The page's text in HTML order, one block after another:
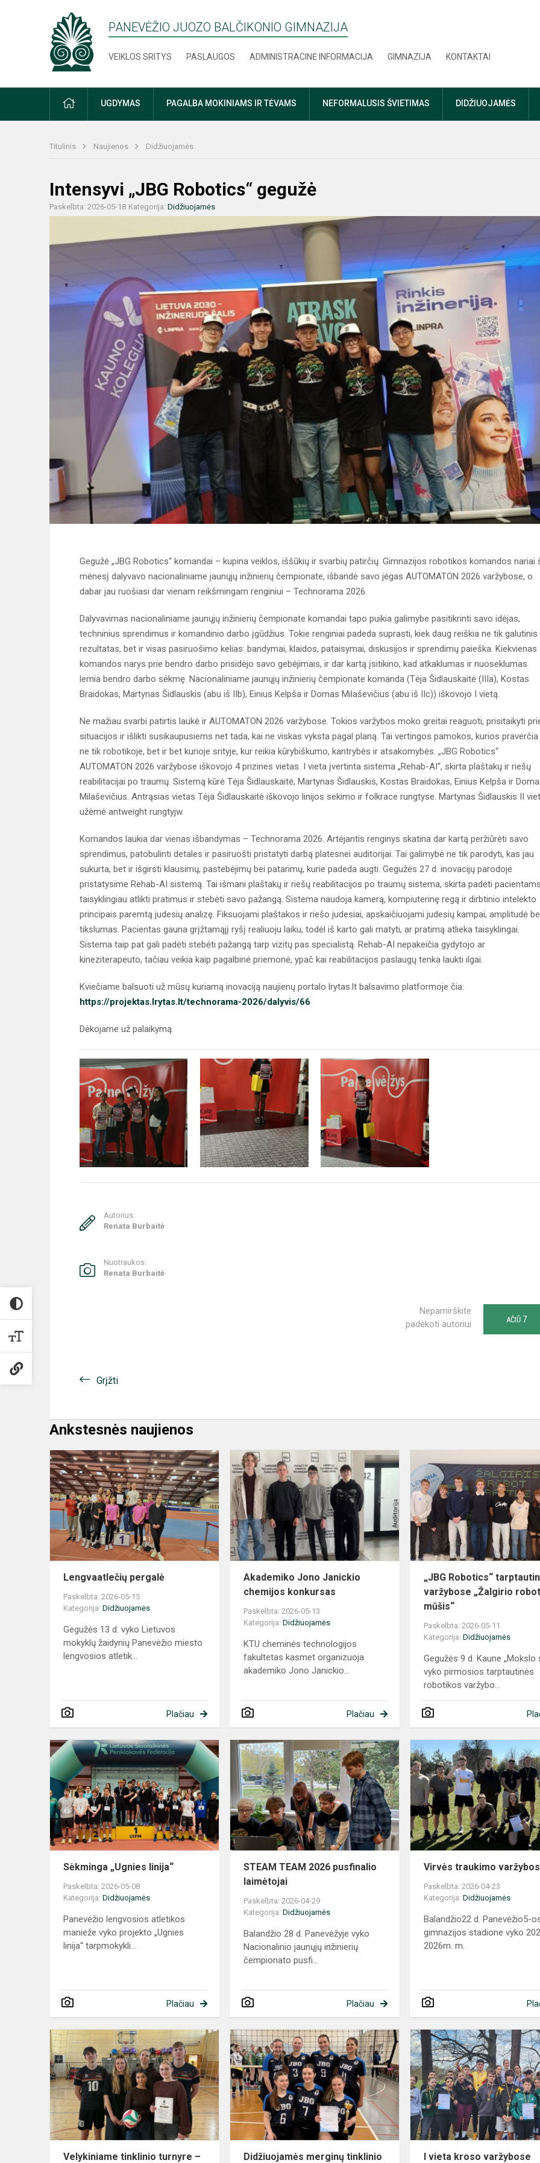
PANEVĖŽIO JUOZO BALČIKONIO GIMNAZIJA
VEIKLOS SRITYS PASLAUGOS ADMINISTRACINĖ INFORMACIJA GIMNAZIJA KONTAKTAI
PRADŽIAUGDYMAS PAGALBA MOKINIAMS IR TĖVAMS NEFORMALUSIS ŠVIETIMAS DIDŽIUOJAMĖS
Titulinis Naujienos Didžiuojamės
Intensyvi „JBG Robotics“ gegužė
Paskelbta: 2026-05-18 Kategorija: Didžiuojamės
Gegužė „JBG Robotics“ komandai – kupina veiklos, iššūkių ir svarbių patirčių. Gimnazijos robotikos komandos nariai
mėnesį dalyvavo nacionaliniame jaunųjų inžinierių čempionate, išbandė savo jėgas AUTOMATON 2026 varžybose, o
dabar jau ruošiasi dar vienam reikšmingam renginiui – Technorama 2026.
Dalyvavimas nacionaliniame jaunųjų inžinierių čempionate komandai tapo puikia galimybe pasitikrinti savo idėjas,
techninius sprendimus ir komandinio darbo įgūdžius. Tokie renginiai padeda suprasti, kiek daug reiškia ne tik galutinis
rezultatas, bet ir visas pasiruošimo kelias: bandymai, klaidos, pataisymai, diskusijos ir sprendimų paieška. Kiekvienas
komandos narys prie bendro darbo prisidėjo savo gebėjimais, ir dar kartą įsitikino, kad atkaklumas ir nuoseklumas
lemia bendro darbo sėkmę. Nacionaliniame jaunųjų inžinierių čempionate komanda (Tėja Šidlauskaitė (IIIa), Kostas
Braidokas, Martynas Šidlauskis (abu iš IIb), Einius Kelpša ir Domas Milaševičius (abu iš IIc)) iškovojo I vietą.
Ne mažiau svarbi patirtis laukė ir AUTOMATON 2026 varžybose. Tokios varžybos moko greitai reaguoti, prisitaikyti
situacijos ir išlikti susikaupusiems net tada, kai ne viskas vyksta pagal planą. Tai vertingos pamokos, kurios praverčia
ne tik robotikoje, bet ir bet kurioje srityje, kur reikia kūrybiškumo, kantrybės ir atsakomybės. „JBG Robotics“
AUTOMATON 2026 varžybose iškovojo 4 prizines vietas. I vieta įvertinta sistema „Rehab-AI“, skirta plaštakų ir riešų
reabilitacijai po traumų. Sistemą kūrė Tėja Šidlauskaitė, Martynas Šidlauskis, Kostas Braidokas, Einius Kelpša ir
Milaševičius. Antrąsias vietas Tėja Šidlauskaitė iškovojo linijos sekimo ir folkrace rungtyse. Martynas Šidlauskis II
užėmė antweight rungtyjw.
Komandos laukia dar vienas išbandymas – Technorama 2026. Artėjantis renginys skatina dar kartą peržiūrėti savo
sprendimus, patobulinti detales ir pasiruošti pristatyti darbą platesnei auditorijai. Tai galimybė ne tik parodyti, kas jau
sukurta, bet ir išgirsti klausimų, pastebėjimų bei patarimų, kurie padeda augti. Gegužės 27 d. inovacijų parodoje
pristatysime Rehab-AI sistemą. Tai išmani plaštakų ir riešų reabilitacijos po traumų sistema, skirta padėti
taisyklingiau atlikti pratimus ir stebėti savo pažangą. Sistema naudoja kamerą, kompiuterinę regą ir dirbtinio intelekto
principais paremtą judesių analizę. Fiksuojami plaštakos ir riešo judesiai, apskaičiuojami judesių kampai, amplitudė
tikslumas. Pacientas gauna grįžtamąjį ryšį realiuoju laiku, todėl iš karto gali matyti, ar pratimą atlieka taisyklingai.
Sistema taip pat gali padėti stebėti pažangą tarp vizitų pas specialistą. Rehab-AI nepakeičia gydytojo ar
kineziterapeuto, tačiau veikia kaip pagalbinė priemonė, ypač kai reabilitacijos paslaugų tenka laukti ilgai.
Kviečiame balsuoti už mūsų kuriamą inovaciją naujienų portalo lrytas.lt balsavimo platformoje čia:
https://projektas.lrytas.lt/technorama-2026/dalyvis/66
Dėkojame už palaikymą.
Autorius:
Renata Burbaitė
Nuotraukos:
Renata Burbaitė
Nepamirškite
padėkoti autoriui
AČIŪ 7
Grįžti
Ankstesnės naujienos
Lengvaatlečių
pergalė
Lengvaatlečių pergalė
Paskelbta: 2026-05-15
Kategorija: Didžiuojamės
Gegužės 13 d. vyko Lietuvos
mokyklų žaidynių Panevėžio miesto
lengvosios atletik...
Plačiau
Akademiko
Jono
Janickio
chemijos
konkursas
Akademiko Jono Janickio
chemijos konkursas
Paskelbta: 2026-05-13
Kategorija:Didžiuojamės
KTU cheminės technologijos
fakultetas kasmet organizuoja
akademiko Jono Janickio...
Plačiau
„JBG Robotics“
varžybose „Žalgirio
mūšis“
Paskelbta: 2026-05-11
Kategorija:Didžiuojamės
Gegužės 9 d. Kaune „Mokslo
vyko pirmosios tarptautinės
robotikos varžybo...
Sėkminga
„Ugnies
linija“
Sėkminga „Ugnies linija“
Paskelbta: 2026-05-08
Kategorija: Didžiuojamės
Panevėžio lengvosios atletikos
manieže vyko projekto „Ugnies
linija“ tarpmokykli...
Plačiau
STEAM
TEAM
2026
pusfinalio
laimėtojai
STEAM TEAM 2026 pusfinalio
laimėtojai
Paskelbta: 2026-04-29
Kategorija:Didžiuojamės
Balandžio 28 d. Panevėžyje vyko
Nacionalinio jaunųjų inžinierių
čempionato pusfi...
Plačiau
Virvės traukimo varžybos
Paskelbta: 2026-04-23
Kategorija:Didžiuojamės
Balandžio22 d. Panevėžio5-
gimnazijos stadione vyko
2026m. m.
Velykiniame
tinklinio
turnyre
–
II
vieta
Velykiniame tinklinio turnyre –
Didžiuojamės
merginų
tinklinio
komanda!
Didžiuojamės merginų tinklinio I vieta kroso varžybose